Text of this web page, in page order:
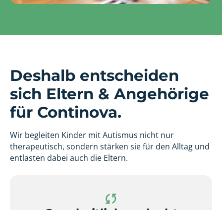
Deshalb entscheiden
sich Eltern & Angehörige
für Continova.
Wir begleiten Kinder mit Autismus nicht nur
therapeutisch, sondern stärken sie für den Alltag und
entlasten dabei auch die Eltern.